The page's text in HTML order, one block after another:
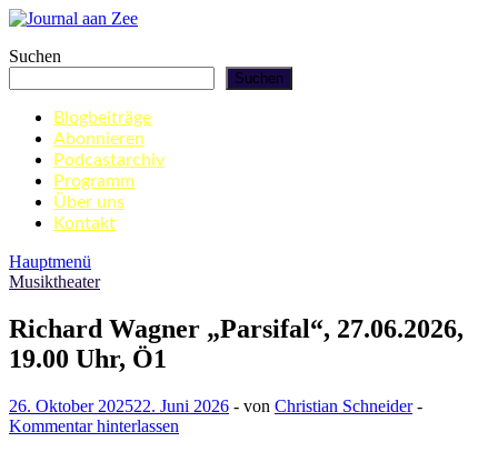
Zum
springen
Journal aan Zee
Suchen
Suchen
Blogbeiträge
Abonnieren
Podcastarchiv
Programm
Über uns
Kontakt
Hauptmenü
Musiktheater
Richard Wagner „Parsifal“, 27.06.2026,
19.00 Uhr, Ö1
26. Oktober 202522. Juni 2026 - von Christian Schneider-
Kommentar hinterlassen